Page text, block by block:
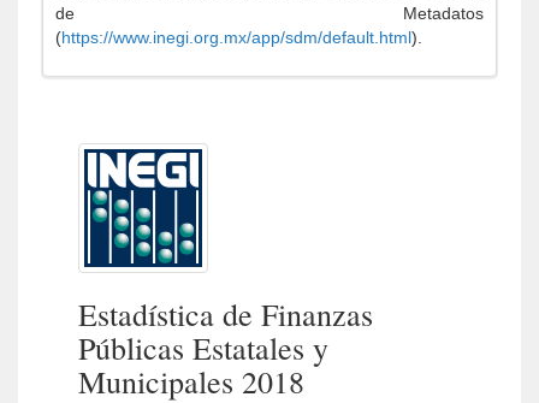
de Metadatos
(https://www.inegi.org.mx/app/sdm/default.html).
Estadística de Finanzas
Públicas Estatales y
Municipales 2018